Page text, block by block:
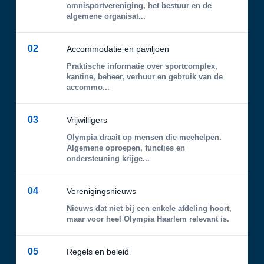
omnisportvereniging, het bestuur en de
algemene organisat...
02 Accommodatie en paviljoen
Praktische informatie over sportcomplex,
kantine, beheer, verhuur en gebruik van de
accommo...
03 Vrijwilligers
Olympia draait op mensen die meehelpen.
Algemene oproepen, functies en
ondersteuning krijge...
04 Verenigingsnieuws
Nieuws dat niet bij een enkele afdeling hoort,
maar voor heel Olympia Haarlem relevant is.
05 Regels en beleid